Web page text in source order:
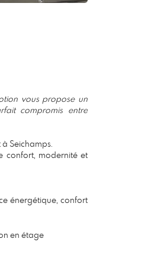
vous propose un
compromis entre
Seichamps.
confort, modernité et
énergétique, confort
en étage